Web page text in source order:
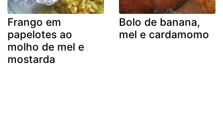
Frango em
papelotes ao
molho de mel e
mostarda
Bolo de banana,
mel e cardamomo